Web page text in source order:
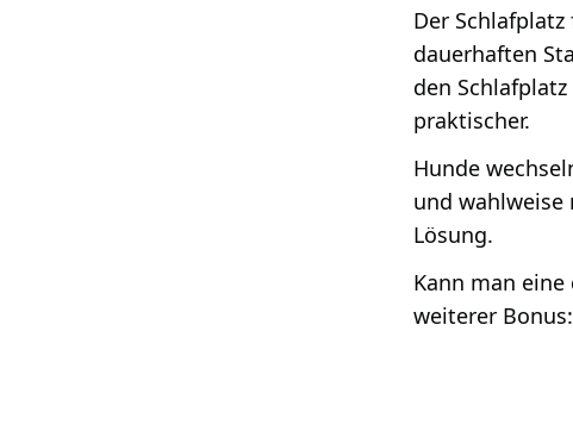
Der
dauerhaften
den
praktischer.
Hunde
und
Lösung.
Kann man
weiterer